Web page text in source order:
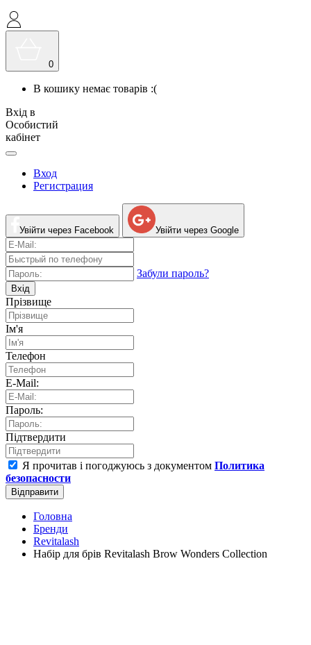
0
В кошику немає товарів :(
Вхід в
Особистий
кабінет
Вход
Регистрация
Увійти через Facebook Увійти через Google
Забули пароль?
Вхід
Прізвище
Ім'я
Телефон
E-Mail:
Пароль:
Підтвердити
Я прочитав і погоджуюсь з документом Политика
безопасности
Відправити
Головна
Бренди
Revitalash
Набір для брів Revitalash Brow Wonders Collection